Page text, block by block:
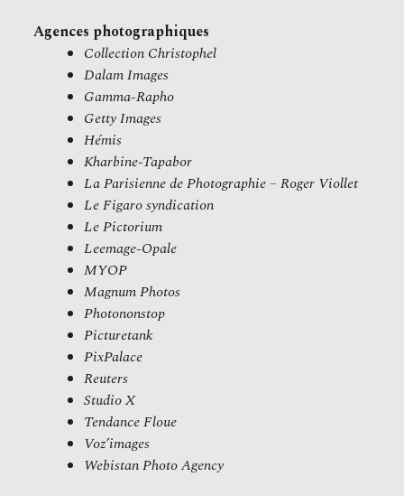
Agences photographiques
Collection Christophel
Dalam Images
Gamma-Rapho
Getty Images
Hémis
Kharbine-Tapabor
La Parisienne de Photographie – Roger Viollet
Le Figaro syndication
Le Pictorium
Leemage-Opale
MYOP
Magnum Photos
Photononstop
Picturetank
PixPalace
Reuters
Studio X
Tendance Floue
Voz’images
Webistan Photo Agency